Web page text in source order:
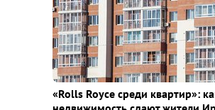
«Rolls Royce среди квaртир»: